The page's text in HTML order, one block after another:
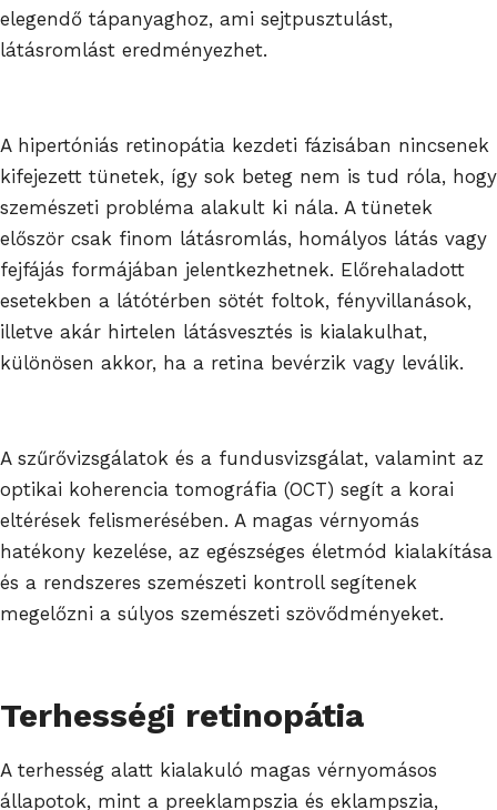
elegendő tápanyaghoz, ami sejtpusztulást,
látásromlást eredményezhet.
A hipertóniás retinopátia kezdeti fázisában nincsenek
kifejezett tünetek, így sok beteg nem is tud róla, hogy
szemészeti probléma alakult ki nála. A tünetek
először csak finom látásromlás, homályos látás vagy
fejfájás formájában jelentkezhetnek. Előrehaladott
esetekben a látótérben sötét foltok, fényvillanások,
illetve akár hirtelen látásvesztés is kialakulhat,
különösen akkor, ha a retina bevérzik vagy leválik.
A szűrővizsgálatok és a fundusvizsgálat, valamint az
optikai koherencia tomográfia (OCT) segít a korai
eltérések felismerésében. A magas vérnyomás
hatékony kezelése, az egészséges életmód kialakítása
és a rendszeres szemészeti kontroll segítenek
megelőzni a súlyos szemészeti szövődményeket.
Terhességi retinopátia
A terhesség alatt kialakuló magas vérnyomásos
állapotok, mint a preeklampszia és eklampszia,